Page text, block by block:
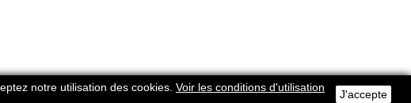
notre utilisation des cookies. Voir les conditions d'utilisation
J'accepte